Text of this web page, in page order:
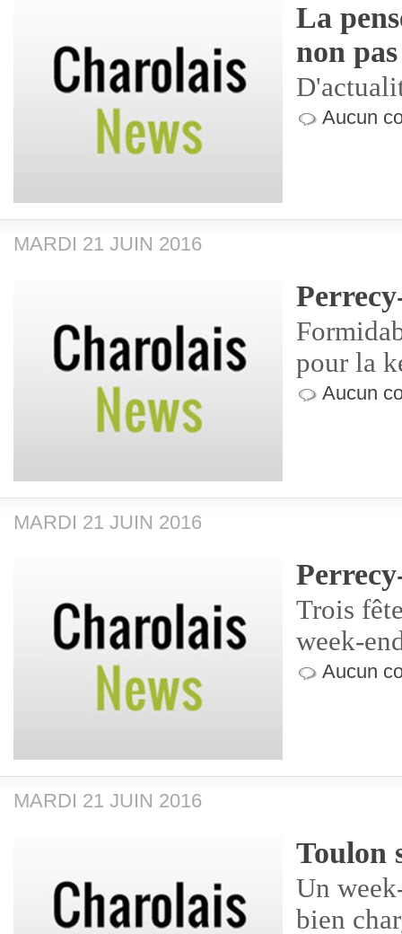
La
non
Aucun
MARDI 21 JUIN 2016
pour la
Aucun
MARDI 21 JUIN 2016
Trois
week-
Aucun
MARDI 21 JUIN 2016
Toulon
Un
bien